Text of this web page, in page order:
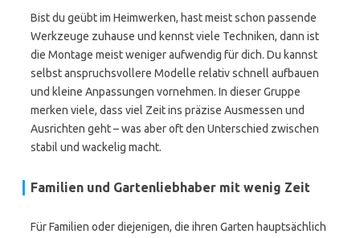
Bist du geübt im Heimwerken, hast meist schon passende
Werkzeuge zuhause und kennst viele Techniken, dann ist
die Montage meist weniger aufwendig für dich. Du kannst
selbst anspruchsvollere Modelle relativ schnell aufbauen
und kleine Anpassungen vornehmen. In dieser Gruppe
merken viele, dass viel Zeit ins präzise Ausmessen und
Ausrichten geht – was aber oft den Unterschied zwischen
stabil und wackelig macht.
Familien und Gartenliebhaber mit wenig Zeit
Für Familien oder diejenigen, die ihren Garten hauptsächlich